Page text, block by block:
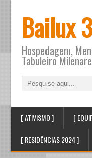
Bailux
Hospedagem,
Tabuleiro
[ ATIVISMO ] [
[ RESIDÊNCIAS 2024 ]